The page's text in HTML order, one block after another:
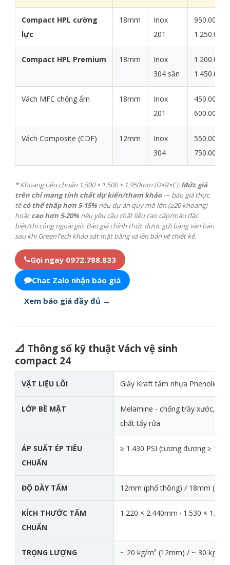
Compact HPL cường
lực
18mm
Inox
201
950.000 -
1.250.000
Compact HPL Premium 18mm
Inox
304 sần
1.200.000 -
1.450.000
Vách MFC chống ẩm 18mm
Inox
201
450.000 -
600.000 đ
Vách Composite (CDF) 12mm
Inox
304
550.000 -
750.000 đ
* Khoang tiêu chuẩn 1.500 × 1.500 × 1.950mm (D×R×C). Mức giá
trên chỉ mang tính chất dự kiến/tham khảo— báo giá thực
tếcó thể thấp hơn 5-15% nếu dự án quy mô lớn (≥20 khoang)
hoặccao hơn 5-20% nếu yêu cầu chất liệu cao cấp/màu đặc
biệt/thi công ngoài giờ. Báo giá chính thức được gửi bằng văn bản
sau khi GreenTech khảo sát mặt bằng và lên bản vẽ thiết kế.
Gọi ngay 0972.788.833
Chat Zalo nhận báo giá
Xem báo giá đầy đủ →
📐 Thông số kỹ thuật Vách vệ sinh
compact 24
Thông số kỹ thuật chi tiết của Vách vệ sinh compact 24
VẬT LIỆU LÕI Giấy Kraft tẩm nhựa Phenolic
LỚP BỀ MẶT
Melamine - chống trầy xước,
chất tẩy rửa
ÁP SUẤT ÉP TIÊU
CHUẨN
≥ 1.430 PSI (tương đương ≥ 100
ĐỘ DÀY TẤM 12mm (phổ thông) / 18mm
KÍCH THƯỚC TẤM
CHUẨN
1.220 × 2.440mm · 1.530 ×
TRỌNG LƯỢNG ~ 20 kg/m² (12mm) / ~ 30 kg/